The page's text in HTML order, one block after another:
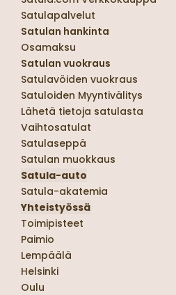
Satulapalvelut
Satulan hankinta
Osamaksu
Satulan vuokraus
Satulavöiden vuokraus
Satuloiden Myyntivälitys
Lähetä tietoja satulasta
Vaihtosatulat
Satulaseppä
Satulan muokkaus
Satula-auto
Satula-akatemia
Yhteistyössä
Toimipisteet
Paimio
Lempäälä
Helsinki
Oulu